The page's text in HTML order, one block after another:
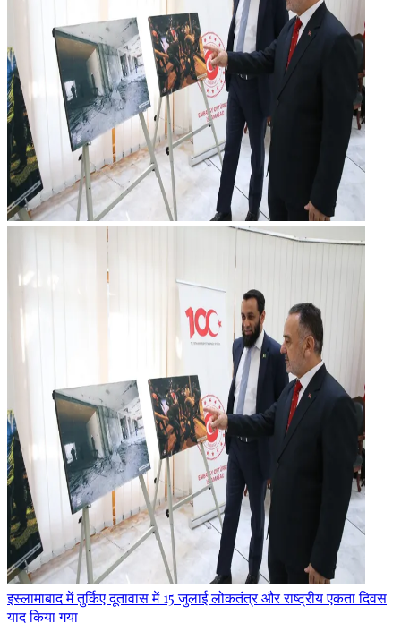
इस्लामाबाद में तुर्किए दूतावास में 15 जुलाई लोकतंत्र और राष्ट्रीय एकता दिवस
याद किया गया